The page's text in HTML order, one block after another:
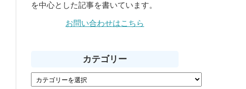
を中心とした記事を書いています。
お問い合わせはこちら
カテゴリー